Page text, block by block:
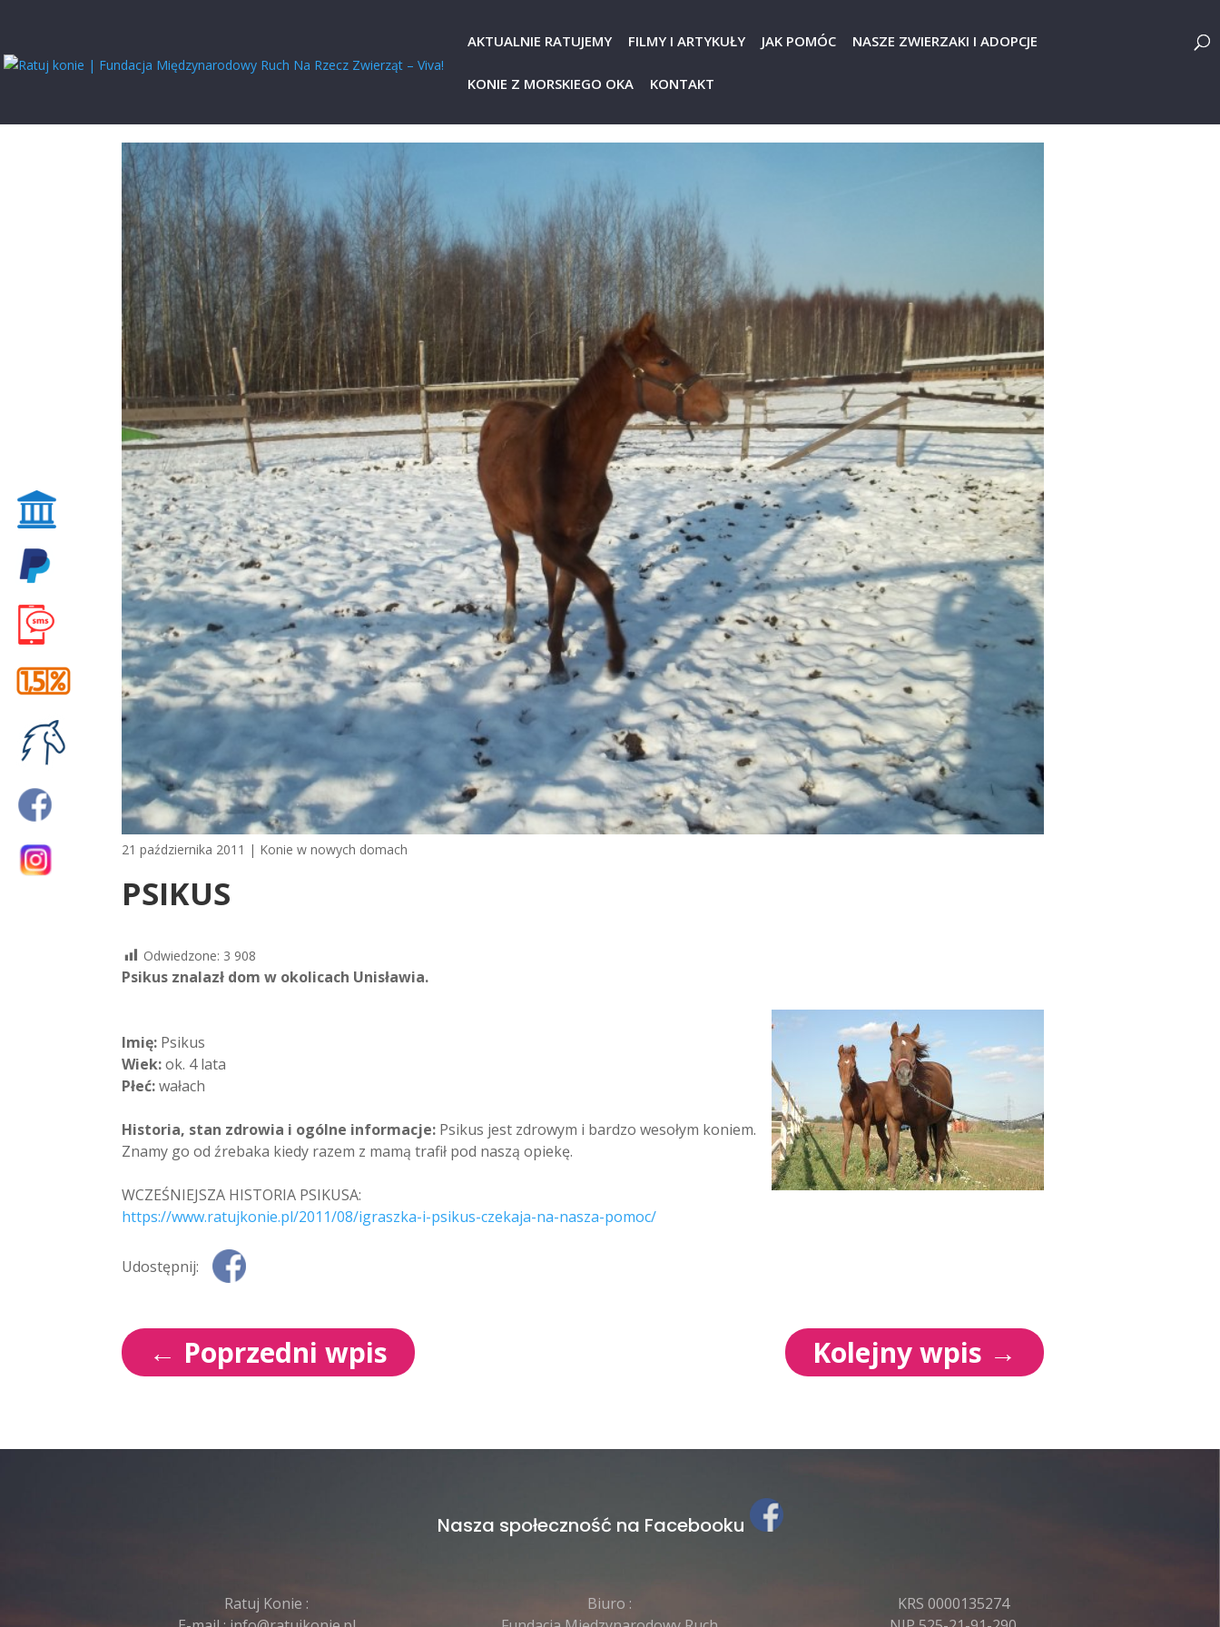
AKTUALNIE RATUJEMY FILMY I ARTYKUŁY JAK POMÓC NASZE ZWIERZAKI I ADOPCJE
KONIE Z MORSKIEGO OKA KONTAKT
21 października 2011 | Konie w nowych domach
PSIKUS
Odwiedzone: 3 908
Psikus znalazł dom w okolicach Unisławia.
Imię: Psikus
Wiek: ok. 4 lata
Płeć: wałach
Historia, stan zdrowia i ogólne informacje: Psikus jest zdrowym i bardzo wesołym koniem.
Znamy go od źrebaka kiedy razem z mamą trafił pod naszą opiekę.
WCZEŚNIEJSZA HISTORIA PSIKUSA:
https://www.ratujkonie.pl/2011/08/igraszka-i-psikus-czekaja-na-nasza-pomoc/
Udostępnij:
← Poprzedni wpis Kolejny wpis →
Nasza społeczność na Facebooku
Ratuj Konie :
Biuro :
KRS 0000135274